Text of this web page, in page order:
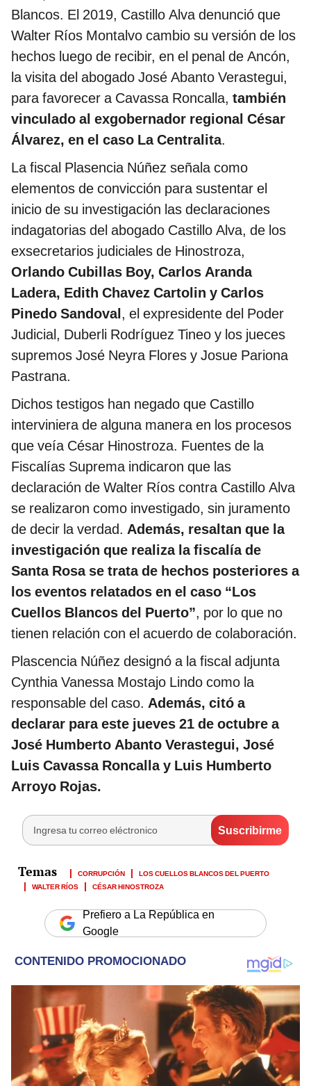
Blancos. El 2019, Castillo Alva denunció que
Walter Ríos Montalvo cambio su versión de los
hechos luego de recibir, en el penal de Ancón,
la visita del abogado José Abanto Verastegui,
para favorecer a Cavassa Roncalla, también
vinculado al exgobernador regional César
Álvarez, en el caso La Centralita.
La fiscal Plasencia Núñez señala como
elementos de convicción para sustentar el
inicio de su investigación las declaraciones
indagatorias del abogado Castillo Alva, de los
exsecretarios judiciales de Hinostroza,
Orlando Cubillas Boy, Carlos Aranda
Ladera, Edith Chavez Cartolin y Carlos
Pinedo Sandoval, el expresidente del Poder
Judicial, Duberli Rodríguez Tineo y los jueces
supremos José Neyra Flores y Josue Pariona
Pastrana.
Dichos testigos han negado que Castillo
interviniera de alguna manera en los procesos
que veía César Hinostroza. Fuentes de la
Fiscalías Suprema indicaron que las
declaración de Walter Ríos contra Castillo Alva
se realizaron como investigado, sin juramento
de decir la verdad. Además, resaltan que la
investigación que realiza la fiscalía de
Santa Rosa se trata de hechos posteriores a
los eventos relatados en el caso “Los
Cuellos Blancos del Puerto”, por lo que no
tienen relación con el acuerdo de colaboración.
Plascencia Núñez designó a la fiscal adjunta
Cynthia Vanessa Mostajo Lindo como la
responsable del caso. Además, citó a
declarar para este jueves 21 de octubre a
José Humberto Abanto Verastegui, José
Luis Cavassa Roncalla y Luis Humberto
Arroyo Rojas.
CORRUPCIÓN
LOS CUELLOS BLANCOS DEL PUERTO
WALTER RÍOS
CÉSAR HINOSTROZA
Prefiero a La República en
Google